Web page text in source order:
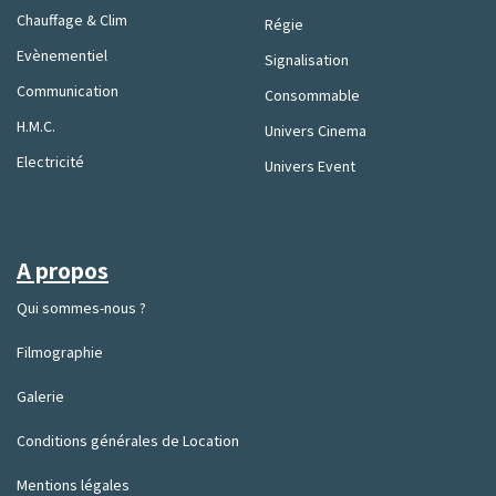
A propos
Qui sommes-nous ?
Filmographie
Galerie
Conditions générales de Location
Mentions légales
Régie
Signalisation
Consommable
Univers Cinema
Univers Event
Chauffage & Clim
Evènementiel
Communication
H.M.C.
Electricité